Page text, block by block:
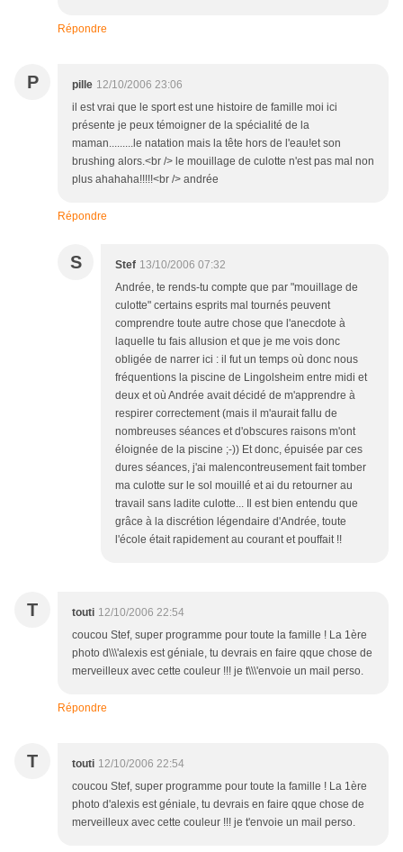
Répondre
P pille 12/10/2006 23:06
il est vrai que le sport est une histoire de famille moi ici
présente je peux témoigner de la spécialité de la
maman.........le natation mais la tête hors de l'eau!et son
brushing alors.<br /> le mouillage de culotte n'est pas mal non
plus ahahaha!!!!!<br /> andrée
Répondre
S Stef 13/10/2006 07:32
Andrée, te rends-tu compte que par "mouillage de
culotte" certains esprits mal tournés peuvent
comprendre toute autre chose que l'anecdote à
laquelle tu fais allusion et que je me vois donc
obligée de narrer ici : il fut un temps où donc nous
fréquentions la piscine de Lingolsheim entre midi et
deux et où Andrée avait décidé de m'apprendre à
respirer correctement (mais il m'aurait fallu de
nombreuses séances et d'obscures raisons m'ont
éloignée de la piscine ;-)) Et donc, épuisée par ces
dures séances, j'ai malencontreusement fait tomber
ma culotte sur le sol mouillé et ai du retourner au
travail sans ladite culotte... Il est bien entendu que
grâce à la discrétion légendaire d'Andrée, toute
l'école était rapidement au courant et pouffait !!
T touti 12/10/2006 22:54
coucou Stef, super programme pour toute la famille ! La 1ère
photo d\\\'alexis est géniale, tu devrais en faire qque chose de
merveilleux avec cette couleur !!! je t\\\'envoie un mail perso.
Répondre
T touti 12/10/2006 22:54
coucou Stef, super programme pour toute la famille ! La 1ère
photo d'alexis est géniale, tu devrais en faire qque chose de
merveilleux avec cette couleur !!! je t'envoie un mail perso.